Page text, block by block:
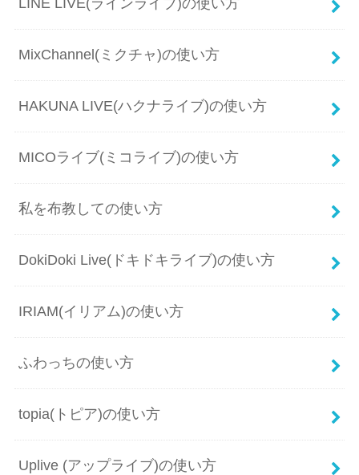
LINE LIVE(ラインライブ)の使い方
MixChannel(ミクチャ)の使い方
HAKUNA LIVE(ハクナライブ)の使い方
MICOライブ(ミコライブ)の使い方
私を布教しての使い方
DokiDoki Live(ドキドキライブ)の使い方
IRIAM(イリアム)の使い方
ふわっちの使い方
topia(トピア)の使い方
Uplive (アップライブ)の使い方